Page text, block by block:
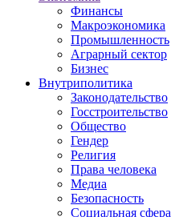
Финансы
Макроэкономика
Промышленность
Аграрный сектор
Бизнес
Внутриполитика
Законодательство
Госстроительство
Общество
Гендер
Религия
Права человека
Медиа
Безопасность
Социальная сфера